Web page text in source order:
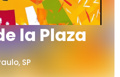
la Plaza
, SP